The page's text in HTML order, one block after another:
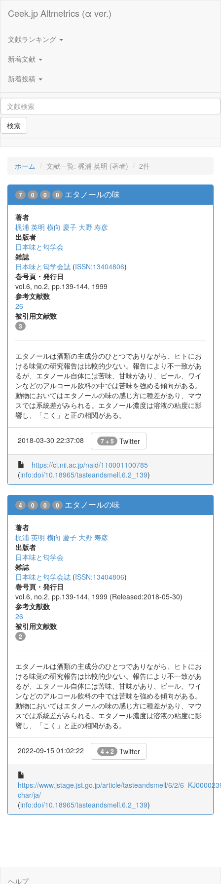
Ceek.jp Altmetrics (α ver.)
文献ランキング
新着文献
新着投稿
検索
ホーム 文献一覧: 梶浦 英明 (著者) 2件
7 0 0 0 エタノールの味
著者
梶浦 英明 横向 慶子 大野 寿彦
出版者
日本味と匂学会
雑誌
日本味と匂学会誌 (ISSN:13404806)
巻号頁・発行日
vol.6, no.2, pp.139-144, 1999
参考文献数
26
被引用文献数
3
エタノールは酒類の主成分のひとつでありながら、ヒトにお
ける味覚の研究報告は比較的少ない。報告により不一致があ
るが、エタノール自体には苦味、甘味があり、ビール、ワイ
ンなどのアルコール飲料の中では苦味を強める傾向がある。
動物においてはエタノールの味の感じ方に種差があり、マウ
スでは系統差がみられる。エタノール濃度は溶液の粘度に影
響し、「こく」と正の相関がある。
2018-03-30 22:37:08 7 + 5 Twitter
https://ci.nii.ac.jp/naid/110001100785
(info:doi/10.18965/tasteandsmell.6.2_139)
4 0 0 0 エタノールの味
著者
梶浦 英明 横向 慶子 大野 寿彦
出版者
日本味と匂学会
雑誌
日本味と匂学会誌 (ISSN:13404806)
巻号頁・発行日
vol.6, no.2, pp.139-144, 1999 (Released:2018-05-30)
参考文献数
26
被引用文献数
2
エタノールは酒類の主成分のひとつでありながら、ヒトにお
ける味覚の研究報告は比較的少ない。報告により不一致があ
るが、エタノール自体には苦味、甘味があり、ビール、ワイ
ンなどのアルコール飲料の中では苦味を強める傾向がある。
動物においてはエタノールの味の感じ方に種差があり、マウ
スでは系統差がみられる。エタノール濃度は溶液の粘度に影
響し、「こく」と正の相関がある。
2022-09-15 01:02:22 4 + 2 Twitter
https://www.jstage.jst.go.jp/article/tasteandsmell/6/2/
char/ja/
(info:doi/10.18965/tasteandsmell.6.2_139)
ヘルプ